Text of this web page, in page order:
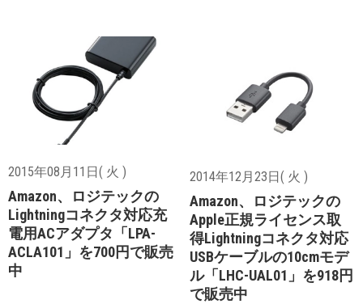
2015年08月11日( 火 )
Amazon、ロジテックの
Lightningコネクタ対応充
電用ACアダプタ「LPA-
ACLA101」を700円で販売
中
2014年12月23日( 火 )
Amazon、ロジテックの
Apple正規ライセンス取
得Lightningコネクタ対応
USBケーブルの10cmモデ
ル「LHC-UAL01」を918円
で販売中